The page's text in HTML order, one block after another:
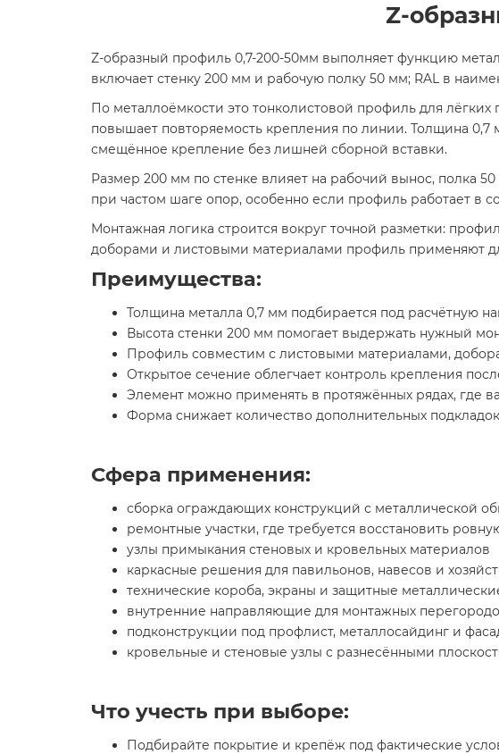
Z-
Z-образный профиль 0,7-200-50мм выполняет функцию
включает стенку 200 мм и рабочую полку 50 мм; RAL в
По металлоёмкости это тонколистовой профиль для
повышает повторяемость крепления по линии. Толщина 0,7
смещённое крепление без лишней сборной вставки.
Размер 200 мм по стенке влияет на рабочий вынос, полка
при частом шаге опор, особенно если профиль работает в
Монтажная логика строится вокруг точной разметки:
доборами и листовыми материалами профиль применяют
Преимущества:
Толщина металла 0,7 мм подбирается под расчётную
Высота стенки 200 мм помогает выдержать нужный
Профиль совместим с листовыми материалами,
Открытое сечение облегчает контроль крепления
Элемент можно применять в протяжённых рядах, где
Форма снижает количество дополнительных
Сфера применения:
сборка ограждающих конструкций с металлической
ремонтные участки, где требуется восстановить
узлы примыкания стеновых и кровельных материалов
каркасные решения для павильонов, навесов и
технические короба, экраны и защитные
внутренние направляющие для монтажных
подконструкции под профлист, металлосайдинг и
кровельные и стеновые узлы с разнесёнными
Что учесть при выборе:
Подбирайте покрытие и крепёж под фактические